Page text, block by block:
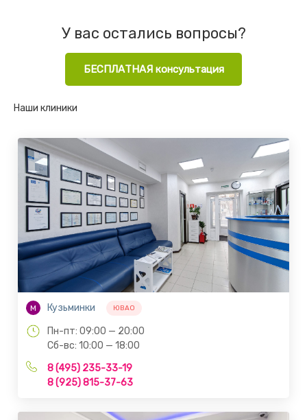
У вас остались вопросы?
БЕСПЛАТНАЯ консультация
Наши клиники
М Кузьминки ЮВАО
Пн-пт: 09:00 — 20:00
Сб-вс: 10:00 — 18:00
8 (495) 235-33-19
8 (925) 815-37-63